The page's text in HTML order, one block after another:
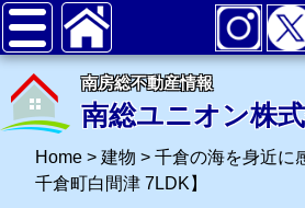
南房総不動産情報
南総ユニオン株
Home > 建物 > 千倉の海を身近に
千倉町白間津 7LDK】